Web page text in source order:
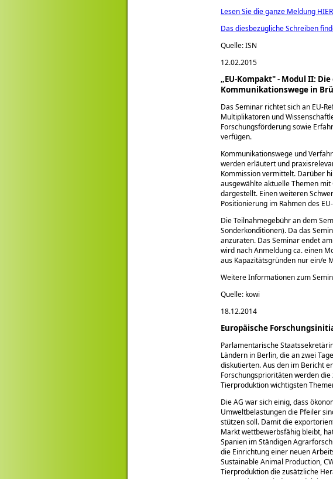
Lesen Sie die ganze Meldung
Das diesbezügliche Schreiben
Quelle: ISN
12.02.2015
„EU-Kompakt" - Modul II:
Kommunikationswege in
Das Seminar richtet sich an EU-
Multiplikatoren und
Forschungsförderung sowie
verfügen.
Kommunikationswege und
werden erläutert und
Kommission vermittelt. Darüber
ausgewählte aktuelle Themen
dargestellt. Einen weiteren
Positionierung im Rahmen des
Die Teilnahmegebühr an dem
Sonderkonditionen). Da das
anzuraten. Das Seminar endet
wird nach Anmeldung ca. einen
aus Kapazitätsgründen nur ein/e
Weitere Informationen zum
Quelle: kowi
18.12.2014
Europäische
Parlamentarische
Ländern in Berlin, die an zwei
diskutierten. Aus den im Bericht
Forschungsprioritäten werden
Tierproduktion wichtigsten
Die AG war sich einig, dass
Umweltbelastungen die Pfeiler
stützen soll. Damit die
Markt wettbewerbsfähig bleibt,
Spanien im Ständigen
die Einrichtung einer neuen
Sustainable Animal Production,
Tierproduktion die zusätzliche